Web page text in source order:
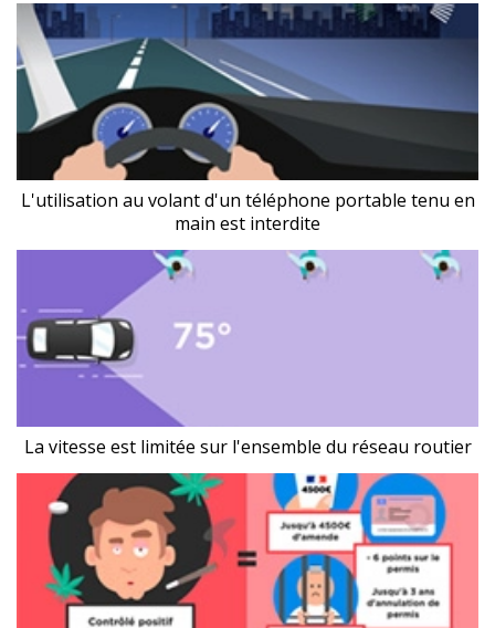
L'utilisation au volant d'un téléphone portable tenu en
main est interdite
La vitesse est limitée sur l'ensemble du réseau routier